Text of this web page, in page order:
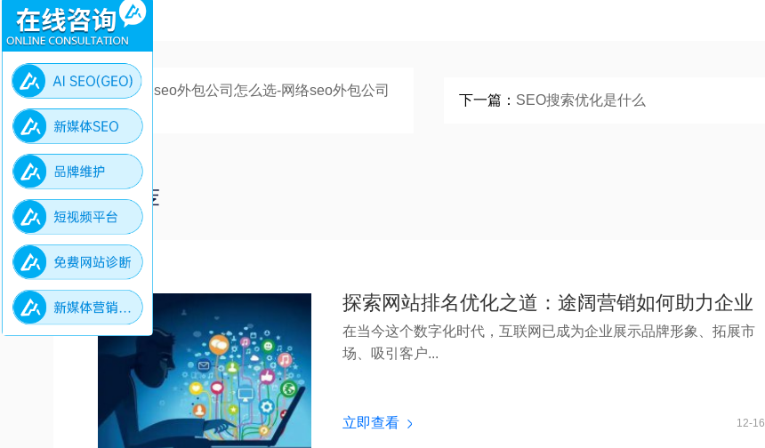
上一篇：网络seo外包公司怎么选-网络seo外包公司
选择的技巧
下一篇： SEO搜索优化是什么
更多推荐
探索网站排名优化之道：途阔营销如何助力企业
在当今这个数字化时代，互联网已成为企业展示品牌形象、拓展市
场、吸引客户...
立即查看 12-16